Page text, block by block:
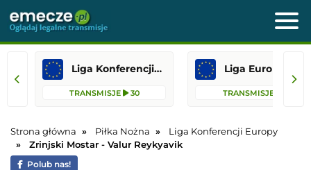
Liga Konferencji Europy
TRANSMISJE 30
Liga Europejska
TRANSMISJE
Strona główna Piłka Nożna
Liga Konferencji Europy
Zrinjski Mostar - Valur Reykyavik
Polub nas!